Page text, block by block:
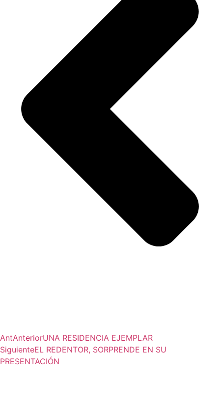
AntAnteriorUNA RESIDENCIA EJEMPLAR
SiguienteEL REDENTOR, SORPRENDE EN SU
PRESENTACIÓN